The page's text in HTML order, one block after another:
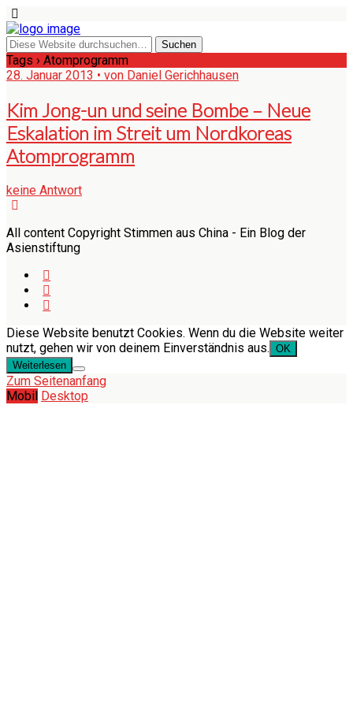
Tags › Atomprogramm
28. Januar 2013 • von Daniel Gerichhausen
Kim Jong-un und seine Bombe – Neue
Eskalation im Streit um Nordkoreas
Atomprogramm
keine Antwort
All content Copyright Stimmen aus China - Ein Blog der
Asienstiftung
Diese Website benutzt Cookies. Wenn du die Website weiter
nutzt, gehen wir von deinem Einverständnis aus. OK
Weiterlesen
Zum Seitenanfang
Mobil Desktop